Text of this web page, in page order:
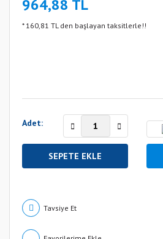
964,88 TL
* 160,81 TL den başlayan taksitlerle!!
Adet:
SEPETE EKLE
Tavsiye Et